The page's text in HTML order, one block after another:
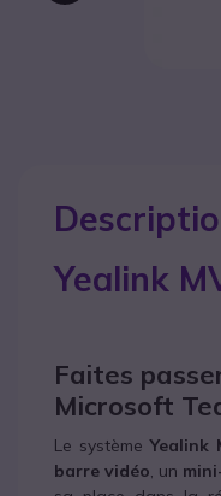
Yealink
Faites
Microsoft
Le systèmeYealink
barre vidéo , un